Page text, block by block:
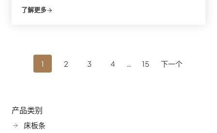
了解更多
职
1 2 3 4 15 下一个
产品类别
床板条